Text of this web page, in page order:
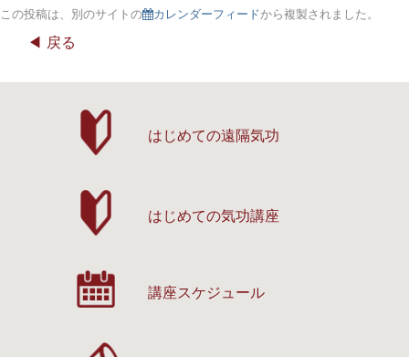
この投稿は、別のサイトの カレンダーフィードから複製されました。
戻る
はじめての遠隔気功
はじめての気功講座
講座スケジュール